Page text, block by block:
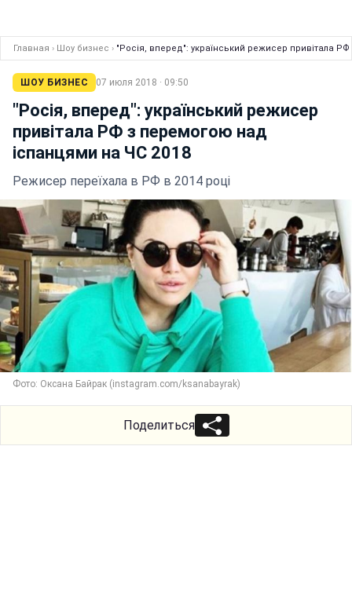
Главная › Шоу бизнес › "Росія, вперед": український режисер привітала
ШОУ БИЗНЕС 07 июля 2018 · 09:50
"Росія, вперед": український режисер
привітала РФ з перемогою над
іспанцями на ЧС 2018
Режисер переїхала в РФ в 2014 році
Фото: Оксана Байрак (instagram.com/ksanabayrak)
Поделиться